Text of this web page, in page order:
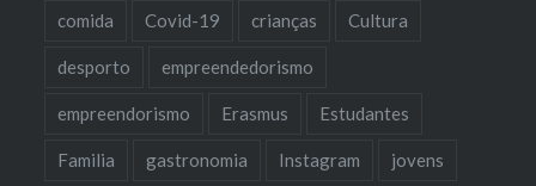
comida Covid-19 crianças Cultura
desporto empreendedorismo
empreendorismo Erasmus Estudantes
Familia gastronomia Instagram jovens